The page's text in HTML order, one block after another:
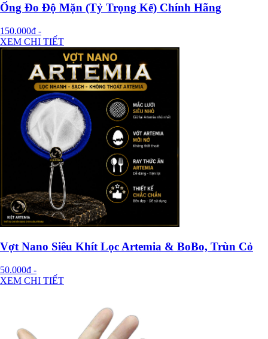
Ống Đo Độ Mặn (Tỷ Trọng Kế) Chính Hãng
150.000đ -
XEM CHI TIẾT
Vợt Nano Siêu Khít Lọc Artemia & BoBo, Trùn Cỏ
50.000đ -
XEM CHI TIẾT